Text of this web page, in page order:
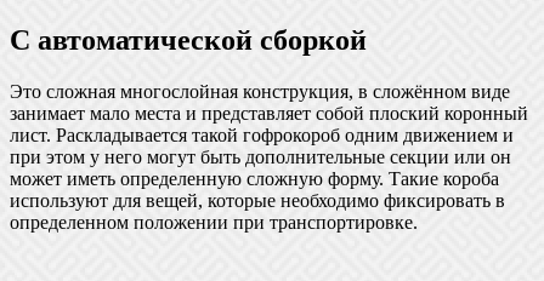
С автоматической сборкой
Это сложная многослойная конструкция, в сложённом виде
занимает мало места и представляет собой плоский коронный
лист. Раскладывается такой гофрокороб одним движением и
при этом у него могут быть дополнительные секции или он
может иметь определенную сложную форму. Такие короба
используют для вещей, которые необходимо фиксировать в
определенном положении при транспортировке.